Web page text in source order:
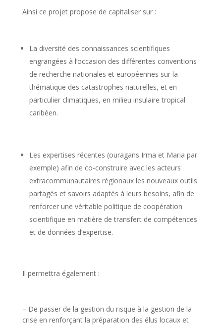
Ainsi ce projet propose de capitaliser sur :
La diversité des connaissances scientifiques
engrangées à l’occasion des différentes conventions
de recherche nationales et européennes sur la
thématique des catastrophes naturelles, et en
particulier climatiques, en milieu insulaire tropical
caribéen.
Les expertises récentes (ouragans Irma et Maria par
exemple) afin de co-construire avec les acteurs
extracommunautaires régionaux les nouveaux outils
partagés et savoirs adaptés à leurs besoins, afin de
renforcer une véritable politique de coopération
scientifique en matière de transfert de compétences
et de données d’expertise.
Il permettra également :
– De passer de la gestion du risque à la gestion de la
crise en renforçant la préparation des élus locaux et